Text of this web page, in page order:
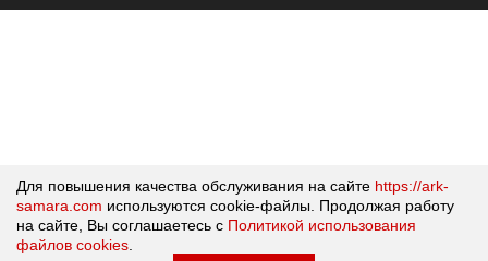
Для повышения качества обслуживания на сайте https://ark-
samara.com используются cookie-файлы. Продолжая работу
на сайте, Вы соглашаетесь с Политикой использования
файлов cookies